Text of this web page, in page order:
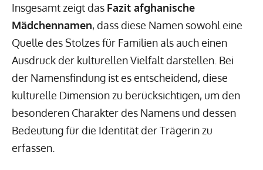
Insgesamt zeigt das Fazit afghanische
Mädchennamen, dass diese Namen sowohl eine
Quelle des Stolzes für Familien als auch einen
Ausdruck der kulturellen Vielfalt darstellen. Bei
der Namensfindung ist es entscheidend, diese
kulturelle Dimension zu berücksichtigen, um den
besonderen Charakter des Namens und dessen
Bedeutung für die Identität der Trägerin zu
erfassen.